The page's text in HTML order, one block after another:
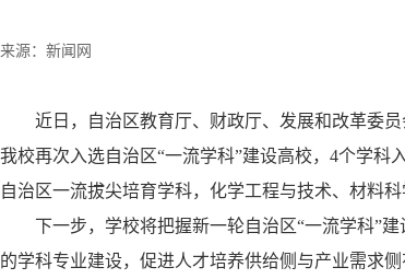
来源：新闻网
近日，自治区教育厅、财政厅、发展和改革委
我校再次入选自治区“一流学科”建设高校，4个学科
自治区一流拔尖培育学科，化学工程与技术、材料
下一步， 学校将把握新一轮自治区“一流学科”建
的学科专业建设，促进人才培养供给侧与产业需求